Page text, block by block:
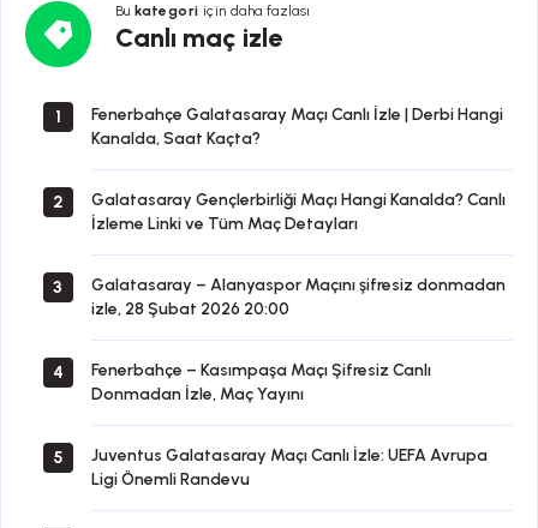
Bukategori için daha fazlası
Canlı maç izle
Canlı
maç
1
Fenerbahçe Galatasaray Maçı Canlı İzle | Derbi Hangi
Kanalda, Saat Kaçta?
2
Galatasaray Gençlerbirliği Maçı Hangi Kanalda? Canlı
İzleme Linki ve Tüm Maç Detayları
3
Galatasaray – Alanyaspor Maçını şifresiz donmadan
izle, 28 Şubat 2026 20:00
4
Fenerbahçe – Kasımpaşa Maçı Şifresiz Canlı
Donmadan İzle, Maç Yayını
5
Juventus Galatasaray Maçı Canlı İzle: UEFA Avrupa
Ligi Önemli Randevu